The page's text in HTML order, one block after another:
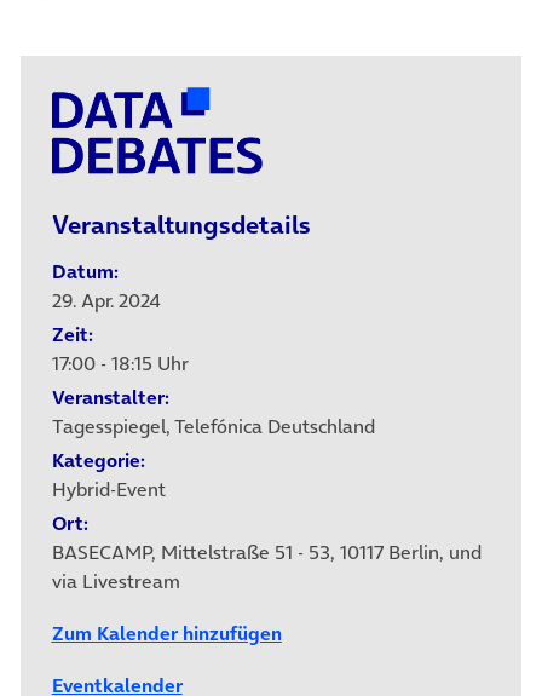
Veranstaltungsdetails
Datum:
29. Apr. 2024
Zeit:
17:00 - 18:15 Uhr
Veranstalter:
Tagesspiegel, Telefónica Deutschland
Kategorie:
Hybrid-Event
Ort:
BASECAMP, Mittelstraße 51 - 53, 10117 Berlin, und
via Livestream
Zum Kalender hinzufügen
Eventkalender